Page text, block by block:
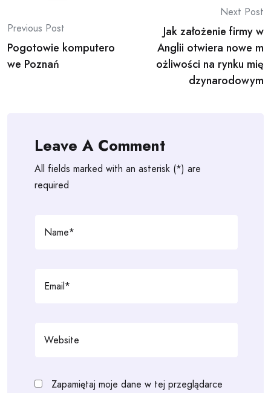
Post
navigation
Previous Post
Pogotowie komputero
we Poznań
Next Post
Jak założenie firmy w
Anglii otwiera nowe m
ożliwości na rynku mię
dzynarodowym
Leave A Comment
All fields marked with an asterisk (*) are
required
Zapamiętaj moje dane w tej przeglądarce